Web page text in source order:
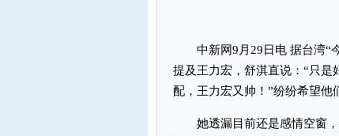
中新网9月29日电 据台湾“今
提及王力宏，舒淇直说：“只是
配，王力宏又帅！”纷纷希望他
她透漏目前还是感情空窗，